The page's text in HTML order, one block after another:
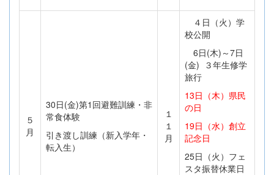
５
月
30日(金)第1回避難訓練・非
常食体験
引き渡し訓練（新入学年・
転入生）
１
１
月
４日（火）学
校公開
6日(木)～7日
(金) ３年生修学
旅行
13日（木）県民
の日
19日（水）創立
記念日
25日（火）フェ
スタ振替休業日